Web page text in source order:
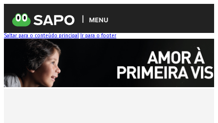
MENU
Saltar para o conteúdo principal Ir para o footer